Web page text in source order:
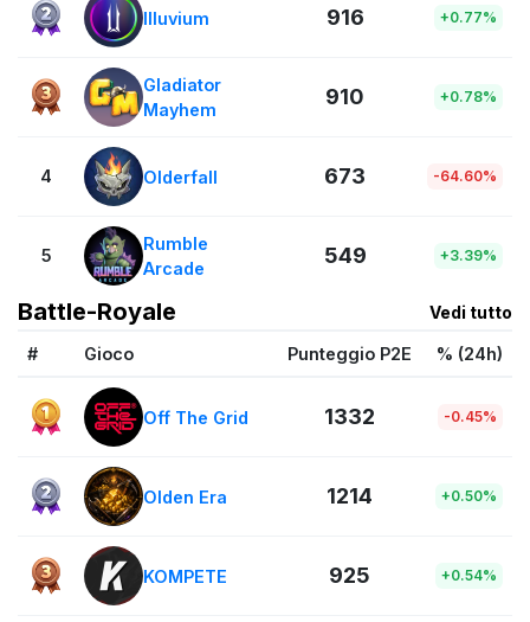
Illuvium 916 +0.77%
Gladiator
Mayhem
910 +0.78%
4 Olderfall 673 -64.60%
5
Rumble
Arcade
549 +3.39%
Battle-Royale Vedi tutto
# Gioco Punteggio P2E % (24h)
Off The Grid 1332 -0.45%
Olden Era 1214 +0.50%
KOMPETE 925 +0.54%